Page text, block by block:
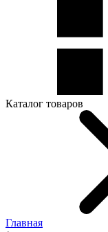
Каталог товаров
Главная